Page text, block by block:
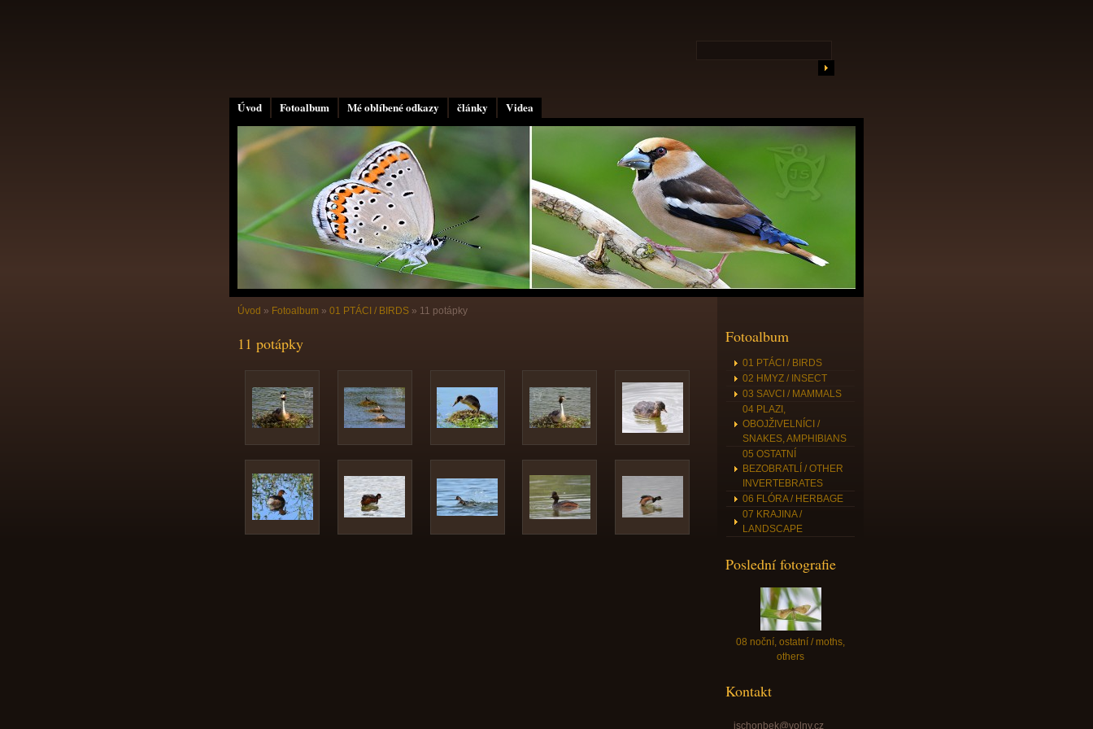
Úvod Fotoalbum Mé oblíbené odkazy články Videa
Úvod » Fotoalbum » 01 PTÁCI / BIRDS » 11 potápky
11 potápky Fotoalbum
01 PTÁCI / BIRDS
02 HMYZ / INSECT
03 SAVCI / MAMMALS
04 PLAZI,
OBOJŽIVELNÍCI /
SNAKES, AMPHIBIANS
05 OSTATNÍ
BEZOBRATLÍ / OTHER
INVERTEBRATES
06 FLÓRA / HERBAGE
07 KRAJINA /
LANDSCAPE
Poslední fotografie
08 noční, ostatní / moths,
others
Kontakt
jschonbek@volny.cz